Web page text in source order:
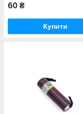
60 ₴
Купити